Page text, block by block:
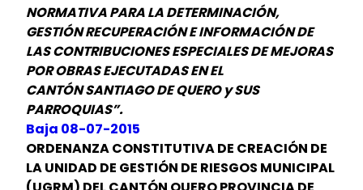
NORMATIVA PARA LA DETERMINACIÓN,
GESTIÓN RECUPERACIÓN E INFORMACIÓN DE
LAS CONTRIBUCIONES ESPECIALES DE MEJORAS
POR OBRAS EJECUTADAS EN EL
CANTÓN SANTIAGO DE QUERO y SUS
PARROQUIAS”.
Baja 08-07-2015
ORDENANZA CONSTITUTIVA DE CREACIÓN DE
LA UNIDAD DE GESTIÓN DE RIESGOS MUNICIPAL